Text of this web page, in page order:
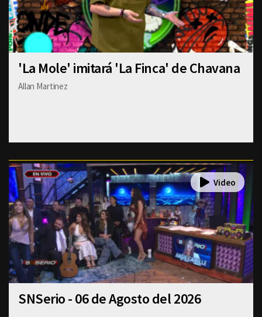
'La Mole' imitará 'La Finca' de Chavana
Allan Martinez
SNSerio - 06 de Agosto del 2026